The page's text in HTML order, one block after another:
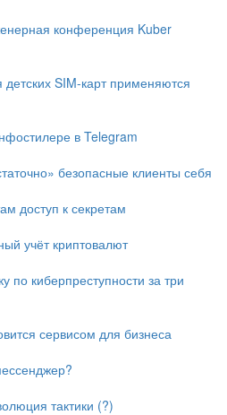
конференция Kuber
SIM-карт применяются
в Telegram
безопасные клиенты себя
доступ к секретам
учёт криптовалют
по киберпреступности за три
сервисом для бизнеса
тактики (?)